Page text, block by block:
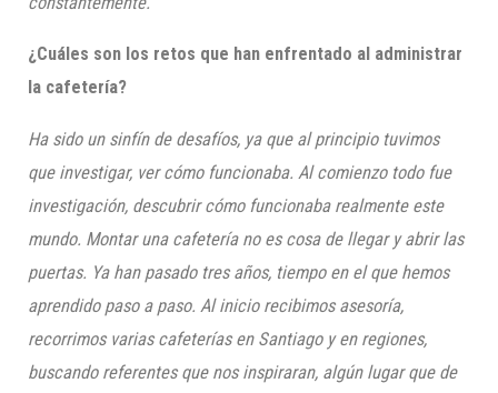
¿Cuáles son los retos que han enfrentado al administrar
la cafetería?
Ha sido un sinfín de desafíos, ya que al principio tuvimos
que investigar, ver cómo funcionaba. Al comienzo todo fue
investigación, descubrir cómo funcionaba realmente este
mundo. Montar una cafetería no es cosa de llegar y abrir las
puertas. Ya han pasado tres años, tiempo en el que hemos
aprendido paso a paso. Al inicio recibimos asesoría,
recorrimos varias cafeterías en Santiago y en regiones,
buscando referentes que nos inspiraran, algún lugar que de